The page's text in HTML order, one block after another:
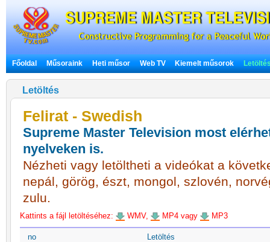
Főoldal Műsoraink Heti műsor Web TV Kiemelt műsorok
Letöltés
Felirat - Swedish
Supreme Master Television most
nyelveken is.
Nézheti vagy letöltheti a videókat a
nepál, görög, észt, mongol, szlovén,
zulu.
Kattints a fájl letöltéséhez: WMV, MP4 vagy MP3
no Letöltés